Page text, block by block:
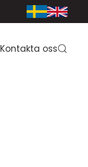
Kontakta oss